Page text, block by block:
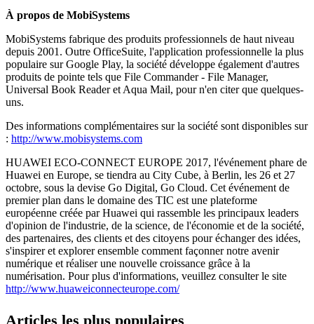
À propos de MobiSystems
MobiSystems fabrique des produits professionnels de haut niveau
depuis 2001. Outre OfficeSuite, l'application professionnelle la plus
populaire sur Google Play, la société développe également d'autres
produits de pointe tels que File Commander - File Manager,
Universal Book Reader et Aqua Mail, pour n'en citer que quelques-
uns.
Des informations complémentaires sur la société sont disponibles sur
: http://www.mobisystems.com
HUAWEI ECO-CONNECT EUROPE 2017, l'événement phare de
Huawei en Europe, se tiendra au City Cube, à Berlin, les 26 et 27
octobre, sous la devise Go Digital, Go Cloud. Cet événement de
premier plan dans le domaine des TIC est une plateforme
européenne créée par Huawei qui rassemble les principaux leaders
d'opinion de l'industrie, de la science, de l'économie et de la société,
des partenaires, des clients et des citoyens pour échanger des idées,
s'inspirer et explorer ensemble comment façonner notre avenir
numérique et réaliser une nouvelle croissance grâce à la
numérisation. Pour plus d'informations, veuillez consulter le site
http://www.huaweiconnecteurope.com/
Articles les plus populaires